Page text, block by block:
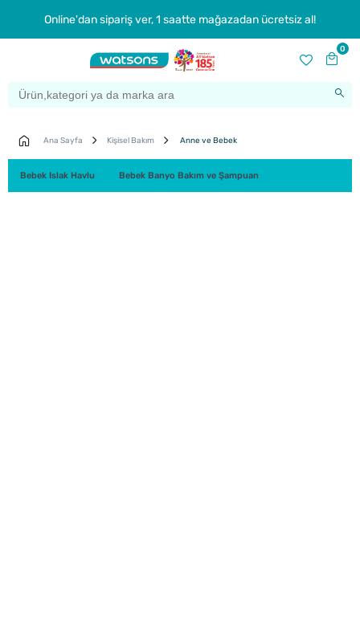
Online'dan sipariş ver, 1 saatte mağazadan ücretsiz al!
0
Ana Sayfa Kişisel Bakım Anne ve Bebek
Bebek Islak Havlu Bebek Banyo Bakım ve Şampuan